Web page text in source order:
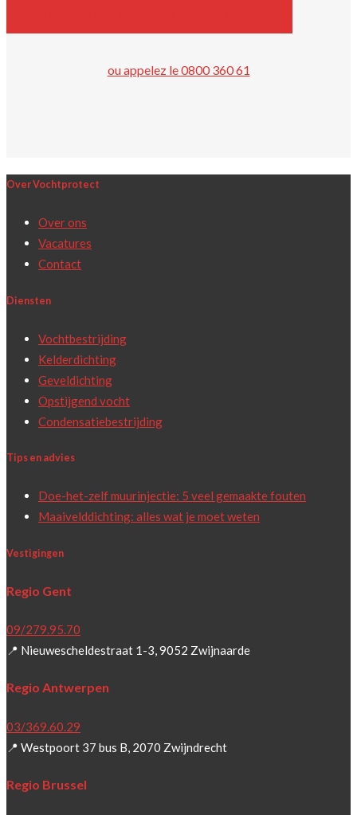
ou appelez le 0800 360 61
Over Vochtprotect
Over ons
Vacatures
Contact
Diensten
Vochtbestrijding
Kelderdichting
Geveldichting
Opstijgend vocht
Condensatiebestrijding
Tips en advies
Doe-het-zelf muurinjectie: 5 veel gemaakte fouten
Maaivelddichting: alles wat je moet weten
Vestigingen
Regio Gent
09/279.95.70
📍 Nieuwescheldestraat 1-3, 9052 Zwijnaarde
Regio Antwerpen
03/369.60.29
📍 Westpoort 37 bus B, 2070 Zwijndrecht
Regio Brussel